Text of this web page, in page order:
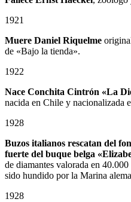
1921
Muere Daniel Riquelme
de «Bajo la tienda».
1922
Nace Conchita Cintrón «La
nacida en Chile y nacionalizada
1928
Buzos italianos rescatan del
fuerte del buque belga
de diamantes valorada en
sido hundido por la Marina
1928